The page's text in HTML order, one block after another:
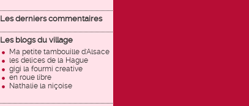
Les derniers commentaires
Les blogs du village
Ma petite tambouille d'Alsace
les delices de la Hague
gigi la fourmi creative
en roue libre
Nathalie la niçoise